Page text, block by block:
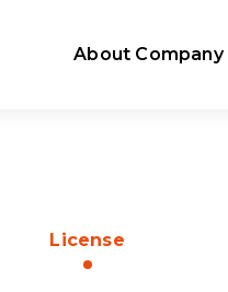
About Company
License